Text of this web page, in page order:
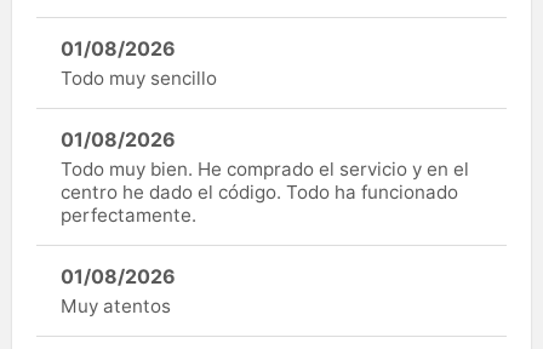
01/08/2026
Todo muy sencillo
01/08/2026
Todo muy bien. He comprado el servicio y en el
centro he dado el código. Todo ha funcionado
perfectamente.
01/08/2026
Muy atentos